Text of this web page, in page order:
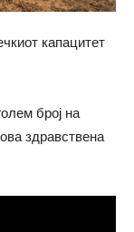
капацитет
број на
здравствена